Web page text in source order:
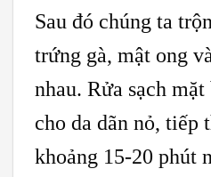
Sau đó chúng ta
trứng gà, mật ong
nhau. Rửa sạch
cho da dãn nỏ, tiếp
khoảng 15-20 phút